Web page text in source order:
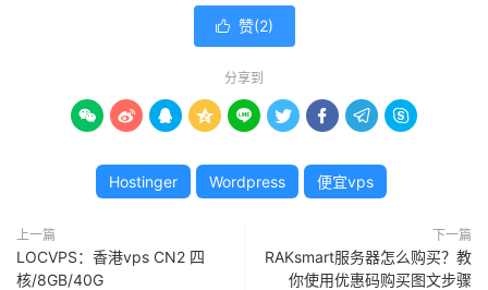
 赞(2)
分享到
        
Hostinger Wordpress 便宜vps
上一篇
LOCVPS：香港vps CN2 四
核/8GB/40G
下一篇
RAKsmart服务器怎么购买？教
你使用优惠码购买图文步骤